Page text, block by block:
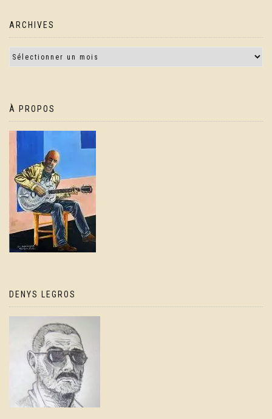
ARCHIVES
À PROPOS
DENYS LEGROS